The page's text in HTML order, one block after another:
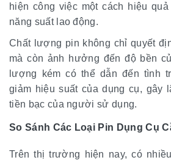
hiện công việc một cách hiệu
năng suất lao động.
Chất lượng pin không chỉ quyết
mà còn ảnh hưởng đến độ bền
lượng kém có thể dẫn đến tình
giảm hiệu suất của dụng cụ, gây
tiền bạc của người sử dụng.
So Sánh Các Loại Pin Dụng Cụ
Trên thị trường hiện nay, có